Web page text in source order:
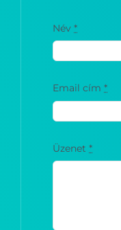
Név*
Email cím*
Üzenet*